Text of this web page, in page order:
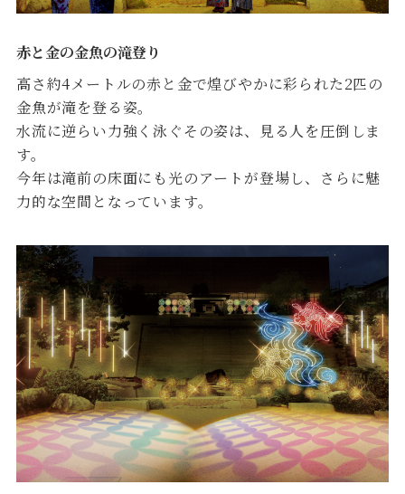
赤と金の金魚の滝登り
高さ約4メートルの赤と金で煌びやかに彩られた2匹の
金魚が滝を登る姿。
水流に逆らい力強く泳ぐその姿は、見る人を圧倒しま
す。
今年は滝前の床面にも光のアートが登場し、さらに魅
力的な空間となっています。